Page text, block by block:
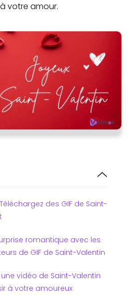
votre amour.
des GIF de Saint-
romantique avec les
de GIF de Saint-Valentin
une vidéo de Saint-Valentin
à votre amoureux